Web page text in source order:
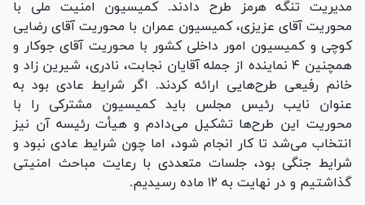
مدیریت تنگه هرمز طرح دادند. کمیسیون امنیت ملی با
محوریت آقای عزیزی، کمیسیون عمران با محوریت آقای رضایی
کوچی و کمیسیون امور داخلی کشور با محوریت آقای جوکار و
همچنین ۴ نماینده از جمله آقایان نجابت، نادری، شیرین زاد و
خانم رفیعی طرح‌هایی ارائه کردند. اگر شرایط عادی بود به
عنوان نایب رئیس مجلس باید کمیسیون مشترکی را با
محوریت این طرح‌ها تشکیل می‌دادم و هیأت رئیسه آن نیز
انتخاب می‌شد تا کار انجام شود، اما چون شرایط عادی نبود و
شرایط جنگی بود، جلسات متعددی با رعایت مباحث امنیتی
گذاشتیم و در نهایت به ۱۲ ماده رسیدیم.